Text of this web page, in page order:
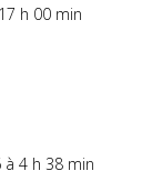
h 00 min
à 4 h 38 min